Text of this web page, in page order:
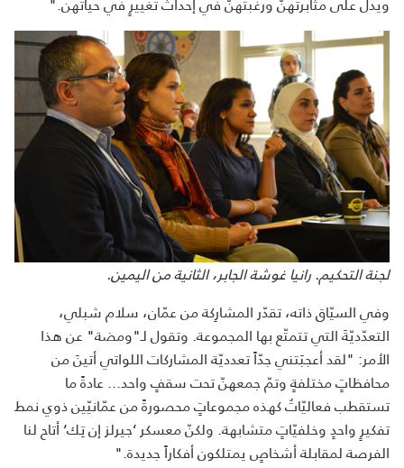
لجنة التحكيم. رانيا غوشة الجابر، الثانية من اليمين.
وفي السيّاق ذاته، تقدّر المشارِكة من عمّان، سلام شبلي،
التعدّديّةَ التي تتمتّع بها المجموعة. وتقول لـ"ومضة" عن هذا
الأمر: "لقد أعجبَتني جدّاً تعدديّة المشاركات اللواتي أتينَ من
محافظاتٍ مختلفةٍ وتمّ جمعهنّ تحت سقفٍ واحد... عادةً ما
تستقطب فعاليّاتٌ كهذه مجموعاتٍ محصورةً من عمّانيّين ذوي نمط
تفكيرٍ واحدٍ وخلفيّاتٍ متشابهة. ولكنّ معسكر ‘جيرلز إن تِك‘ أتاح لنا
الفرصة لمقابلة أشخاصٍ يمتلكون أفكاراً جديدة."